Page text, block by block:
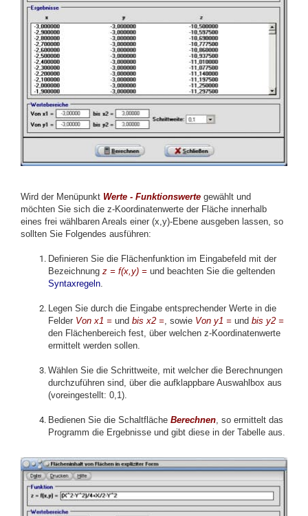
Wird der Menüpunkt Werte - Funktionswerte gewählt und
möchten Sie sich die z-Koordinatenwerte der Fläche innerhalb
eines frei wählbaren Areals einer (x,y)-Ebene ausgeben lassen, so
sollten Sie Folgendes ausführen:
Definieren Sie die Flächenfunktion im Eingabefeld mit der
Bezeichnung z = f(x,y) = und beachten Sie die geltenden
Syntaxregeln.
Legen Sie durch die Eingabe entsprechender Werte in die
Felder Von x1 = und bis x2 =, sowie Von y1 = und bis y2 =
den Flächenbereich fest, über welchen z-Koordinatenwerte
ermittelt werden sollen.
Wählen Sie die Schrittweite, mit welcher die Berechnungen
durchzuführen sind, über die aufklappbare Auswahlbox aus
(voreingestellt: 0,1).
Bedienen Sie die Schaltfläche Berechnen, so ermittelt das
Programm die Ergebnisse und gibt diese in der Tabelle aus.